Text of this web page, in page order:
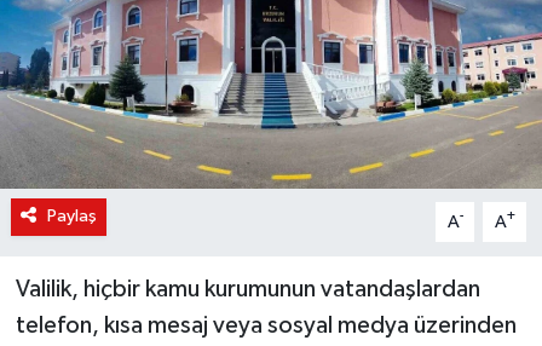
Paylaş A- A+
Valilik, hiçbir kamu kurumunun vatandaşlardan
telefon, kısa mesaj veya sosyal medya üzerinden
Medya
Politika
Sağlık
Siyaset
Spor